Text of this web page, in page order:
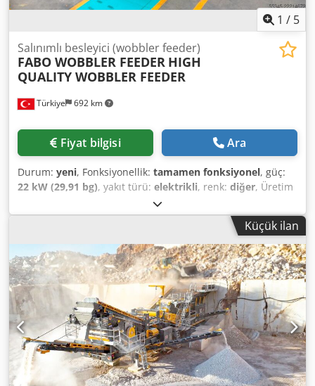
1 / 5
Türkiye 692 km
Salınımlı besleyici (wobbler feeder)
FABO WOBBLER FEEDER HIGH
QUALITY WOBBLER FEEDER
Fiyat bilgisi Ara
Durum: yeni, Fonksiyonellik: tamamen fonksiyonel, güç:
22 kW (29,91 bg), yakıt türü: elektrikli, renk: diğer, Üretim
, • Fabo Wobbler besleyiciler, elips şeklindeki bir
çubuk ve benzersiz hareket mekanizması ile yapışkan, ıslak
ve büyük malzemeleri kırıcıya rahat ve temiz bir şekilde
beslemek için tasarlanmıştır. Kendi kendini temizleyen
yapısı ile tıkanma ve taş sıkışması sorununu ortadan
kaldırır. • Tıkanma ve sıkışma olmadan ıslak ve yapışkan
malzemelerle çalışın. • Ayarlanabilir besleme hızı. • Daha
az yer kaplar ve daha küçük yüksekliğe sahiptir. • Toz,
titreşim ve gürültü olmadan çalışır. • Düşük güç tüketimi ve
bakım sıklığı. • Genişlik: 1400 mm • Uzunluk: 2500 mm •
Motor gücü: 22 kW • Çubuk sayısı: 5-9 Dsdpfx Aaszg
Tauofsck • Eliptik çubuk şekli • Açıklık: 25-150 mm •
Besleme boyutu 50-1.500 mm • Zincirli tahrik sistemi •
Küçük ilan